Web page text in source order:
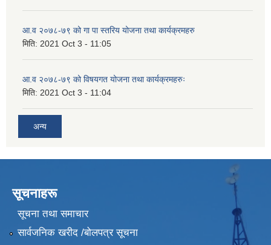
आ.व २०७८-७९ को गा पा स्तरिय योजना तथा कार्यक्रमहरु
मिति: 2021 Oct 3 - 11:05
आ.व २०७८-७९ को विषयगत योजना तथा कार्यक्रमहरुः
मिति: 2021 Oct 3 - 11:04
अन्य
सूचनाहरू
सूचना तथा समाचार
सार्वजनिक खरीद /बोलपत्र सूचना